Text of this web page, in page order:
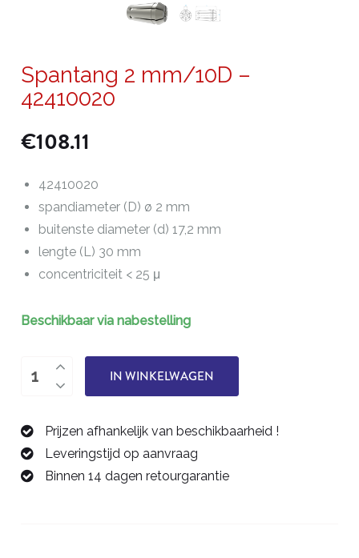
Spantang 2 mm/10D –
42410020
€108.11
42410020
spandiameter (D) ø 2 mm
buitenste diameter (d) 17,2 mm
lengte (L) 30 mm
concentriciteit < 25 μ
Beschikbaar via nabestelling
Spantang
-
42410020
aantal
IN WINKELWAGEN
Prijzen afhankelijk van beschikbaarheid !
Leveringstijd op aanvraag
Binnen 14 dagen retourgarantie